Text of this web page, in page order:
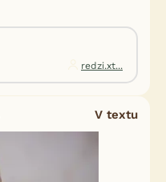
redzi.xt...
V textu